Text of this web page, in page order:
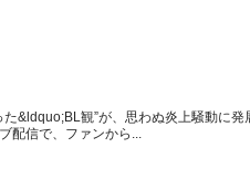
&ldquo;BL観”が、思わぬ炎上騒動に発
配信で、ファンから...